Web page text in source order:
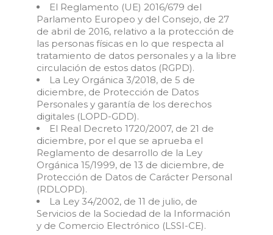
El Reglamento (UE) 2016/679 del
Parlamento Europeo y del Consejo, de 27
de abril de 2016, relativo a la protección de
las personas físicas en lo que respecta al
tratamiento de datos personales y a la libre
circulación de estos datos (RGPD).
La Ley Orgánica 3/2018, de 5 de
diciembre, de Protección de Datos
Personales y garantía de los derechos
digitales (LOPD-GDD).
El Real Decreto 1720/2007, de 21 de
diciembre, por el que se aprueba el
Reglamento de desarrollo de la Ley
Orgánica 15/1999, de 13 de diciembre, de
Protección de Datos de Carácter Personal
(RDLOPD).
La Ley 34/2002, de 11 de julio, de
Servicios de la Sociedad de la Información
y de Comercio Electrónico (LSSI-CE).